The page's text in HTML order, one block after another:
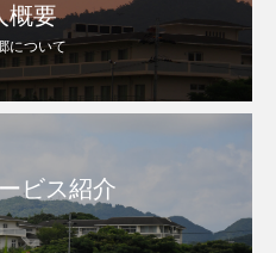
概要
について
ビス紹介